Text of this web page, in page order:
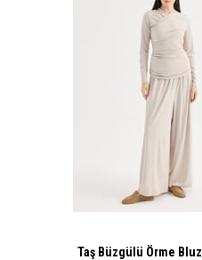
Taş Büzgülü Örme Bluz